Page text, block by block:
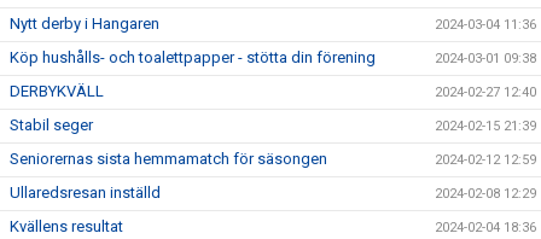
Nytt derby i Hangaren 2024-03-04 11:36
Köp hushålls- och toalettpapper - stötta din förening 2024-03-01 09:38
DERBYKVÄLL 2024-02-27 12:40
Stabil seger 2024-02-15 21:39
Seniorernas sista hemmamatch för säsongen 2024-02-12 12:59
Ullaredsresan inställd 2024-02-08 12:29
Kvällens resultat 2024-02-04 18:36